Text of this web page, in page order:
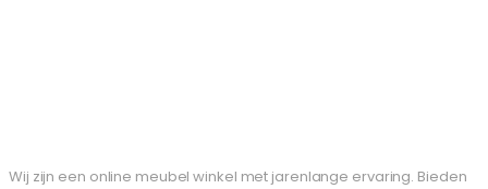
Wij zijn een online meubel winkel met jarenlange ervaring. Bieden